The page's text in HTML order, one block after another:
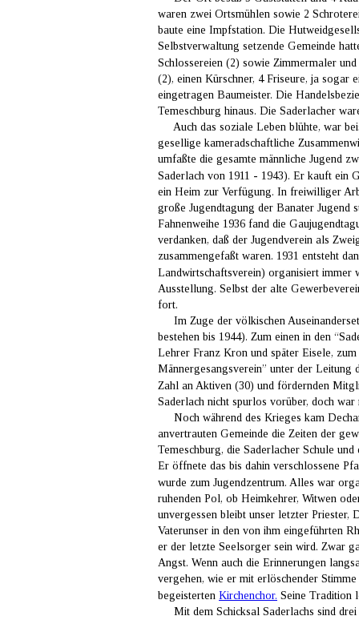
waren zwei Ortsmühlen sowie 2
baute eine Impfstation. Die
Selbstverwaltung setzende Gemeinde
Schlossereien (2) sowie Zimmermaler
(2), einen Kürschner, 4 Friseure, ja sogar
eingetragen Baumeister. Die
Temeschburg hinaus. Die Saderlacher
Auch das soziale Leben blühte, war
gesellige kameradschaftliche
umfaßte die gesamte männliche Jugend
Saderlach von 1911 - 1943). Er kauft ein
ein Heim zur Verfügung. In freiwilliger
große Jugendtagung der Banater Jugend
Fahnenweihe 1936 fand die
verdanken, daß der Jugendverein als
zusammengefaßt waren. 1931 entsteht
Landwirtschaftsverein) organisiert immer
Ausstellung. Selbst der alte
fort.
Im Zuge der völkischen
bestehen bis 1944). Zum einen in den
Lehrer Franz Kron und später Eisele,
Männergesangsverein” unter der Leitung
Zahl an Aktiven (30) und fördernden
Saderlach nicht spurlos vorüber, doch
Noch während des Krieges kam
anvertrauten Gemeinde die Zeiten der
Temeschburg, die Saderlacher Schule
Er öffnete das bis dahin verschlossene
wurde zum Jugendzentrum. Alles war
ruhenden Pol, ob Heimkehrer, Witwen
unvergessen bleibt unser letzter Priester,
Vaterunser in den von ihm eingeführten
er der letzte Seelsorger sein wird. Zwar
Angst. Wenn auch die Erinnerungen
vergehen, wie er mit erlöschender
begeisterten Kirchenchor. Seine Tradition
Mit dem Schicksal Saderlachs sind